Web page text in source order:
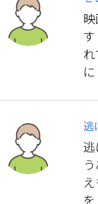
に
逃